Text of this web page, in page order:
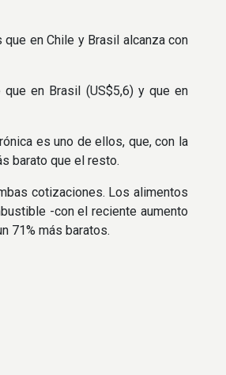
que en Chile y Brasil alcanza con
en Brasil (US$5,6) y que en
es uno de ellos, que, con la
barato que el resto.
cotizaciones. Los alimentos
-con el reciente aumento
71% más baratos.